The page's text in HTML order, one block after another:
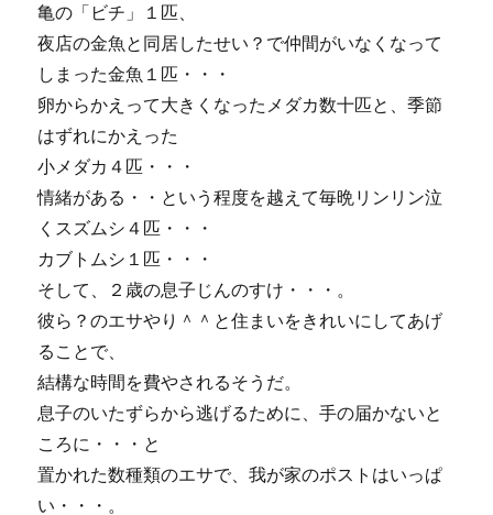
亀の「ビチ」１匹、
夜店の金魚と同居したせい？で仲間がいなくなって
しまった金魚１匹・・・
卵からかえって大きくなったメダカ数十匹と、季節
はずれにかえった
小メダカ４匹・・・
情緒がある・・という程度を越えて毎晩リンリン泣
くスズムシ４匹・・・
カブトムシ１匹・・・
そして、２歳の息子じんのすけ・・・。
彼ら？のエサやり＾＾と住まいをきれいにしてあげ
ることで、
結構な時間を費やされるそうだ。
息子のいたずらから逃げるために、手の届かないと
ころに・・・と
置かれた数種類のエサで、我が家のポストはいっぱ
い・・・。